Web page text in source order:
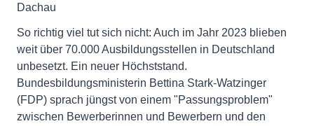
Dachau
So richtig viel tut sich nicht: Auch im Jahr 2023 blieben
weit über 70.000 Ausbildungsstellen in Deutschland
unbesetzt. Ein neuer Höchststand.
Bundesbildungsministerin Bettina Stark-Watzinger
(FDP) sprach jüngst von einem "Passungsproblem"
zwischen Bewerberinnen und Bewerbern und den